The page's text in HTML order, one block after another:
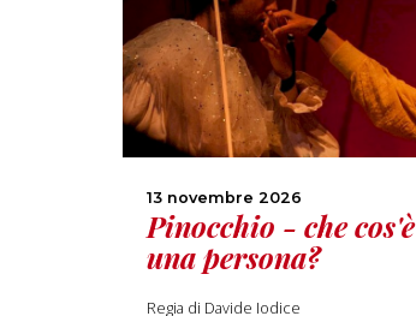
13 novembre 2026
Pinocchio - che cos'è
una persona?
Regia di Davide Iodice